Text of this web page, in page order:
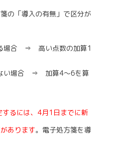
の「導入の有無」で区分が
場合 ⇒ 高い点数の加算1
ない場合 ⇒ 加算4～6を算
るには、4月1日までに新
あります。電子処方箋を導